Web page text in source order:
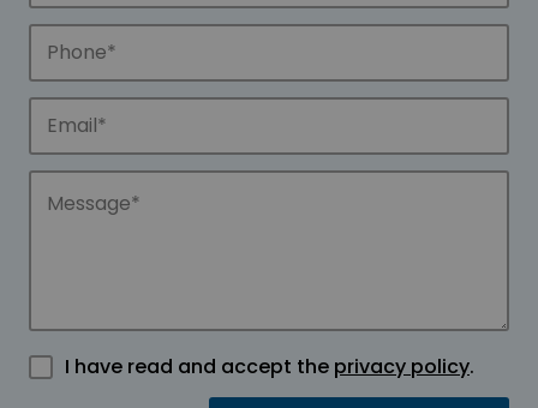
I have read and accept the privacy policy.